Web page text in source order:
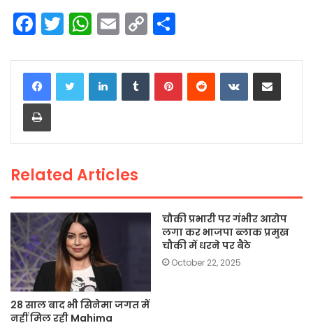
F
a
c
e
b
o
k
T
w
itt
er
W
h
a
ts
p
E
m
ai
C
o
p
n
ar
LinkedInTumblrPinterestReddit VKontakteShare via Email
Print
Related Articles
28 साल बाद भी सिनेमा जगत में
नहीं मिल रही Mahima
चौकी प्रभारी पर गंभीर आरोप
लगा कर भाजपा ब्लाक प्रमुख
चौकी में धरने पर बैठे
October 22, 2025